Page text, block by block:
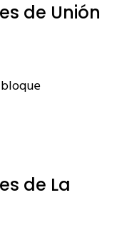
de Unión
bloque
de La